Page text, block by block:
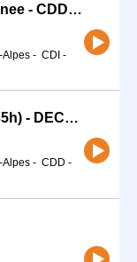
Conseiller-ère Vente (H/F) Randonnee - CDD Avril
Alpes - CDI -
Vendeur-se Rayon CYCLE (CDD 35h) - DECATHLON Valence
Alpes - CDD -